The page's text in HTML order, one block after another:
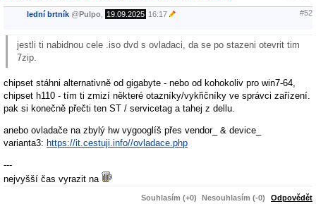
lední brtník @Pulpo 19.09.2025 16:17 #52
jestli ti nabidnou cele .iso dvd s ovladaci, da se po stazeni otevrit tim
7zip.
chipset stáhni alternativně od gigabyte - nebo od kohokoliv pro win7-64,
chipset h110 - tím ti zmizí některé otazníky/vykřičníky ve správci zařízení.
pak si konečně přečti ten ST / servicetag a tahej z dellu.
anebo ovladače na zbylý hw vygooglíš přes vendor_ & device_
varianta3: https://it.cestuji.info//ovladace.php
---
nejvyšší čas vyrazit na
Souhlasím (+0) Nesouhlasím (-0) Odpovědět